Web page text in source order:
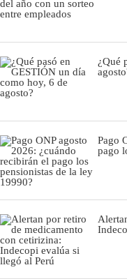
¿Qué
Pago
pago